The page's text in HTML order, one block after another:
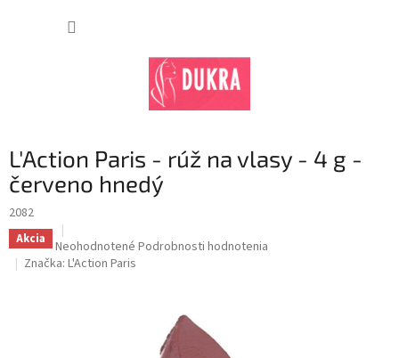
L'Action Paris - rúž na vlasy - 4 g -
červeno hnedý
2082
Akcia
Priemerné
hodnotenie
Neohodnotené Podrobnosti hodnotenia
Značka: L'Action Paris